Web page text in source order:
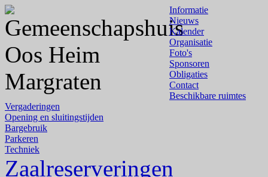
Informatie
Nieuws
Kalender
Organisatie
Foto's
Sponsoren
Obligaties
Contact
Beschikbare ruimtes
Vergaderingen
Opening en sluitingstijden
Bargebruik
Parkeren
Techniek
Zaalreserveringen